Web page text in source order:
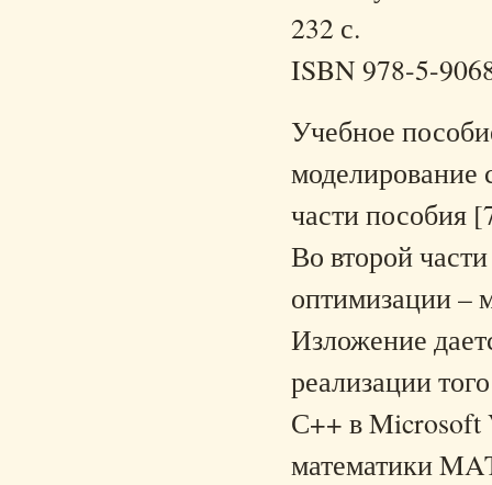
232 с.
ISBN 978-5-
Учебное
моделирование
части пособия
Во второй
оптимизации –
Изложение
реализации
С++ в Microsoft
математики